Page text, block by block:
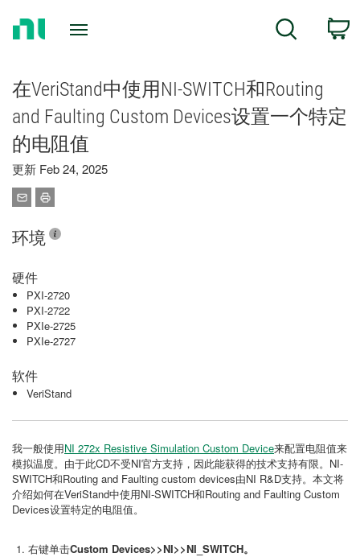
Search
在VeriStand中使用NI-SWITCH和Routing
and Faulting Custom Devices设置一个特定
的电阻值
更新 Feb 24, 2025
环境
硬件
PXI-2720
PXI-2722
PXIe-2725
PXIe-2727
软件
VeriStand
我一般使用NI 272x Resistive Simulation Custom Device来配置电阻值来
模拟温度。由于此CD不受NI官方支持，因此能获得的技术支持有限。NI-
SWITCH和Routing and Faulting custom devices由NI R&D支持。本文将
介绍如何在VeriStand中使用NI-SWITCH和Routing and Faulting Custom
Devices设置特定的电阻值。
右键单击Custom Devices>>NI>>NI_SWITCH。